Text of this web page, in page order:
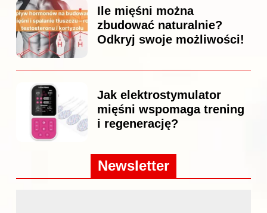
Ile mięśni można
zbudować naturalnie?
Odkryj swoje możliwości!
Jak elektrostymulator
mięśni wspomaga trening
i regenerację?
Newsletter